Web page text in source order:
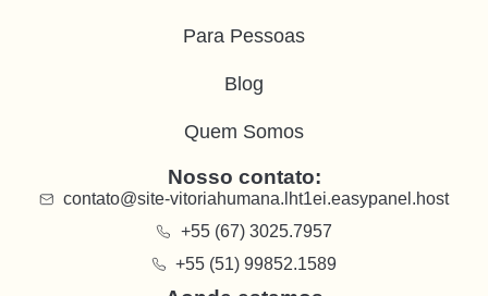
Para Pessoas
Blog
Quem Somos
Nosso contato:
contato@site-vitoriahumana.lht1ei.easypanel.host
+55 (67) 3025.7957
+55 (51) 99852.1589